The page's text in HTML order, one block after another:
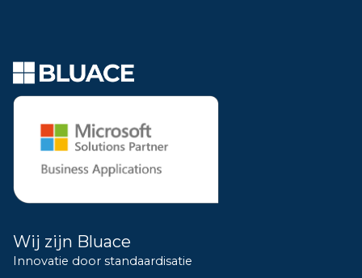
Wij zijn Bluace
Innovatie door standaardisatie